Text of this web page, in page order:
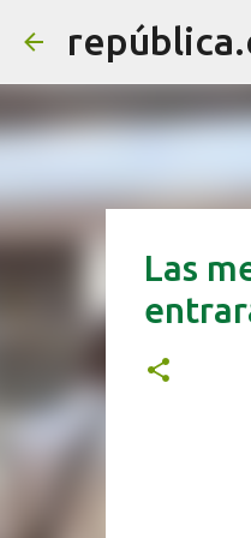
Las